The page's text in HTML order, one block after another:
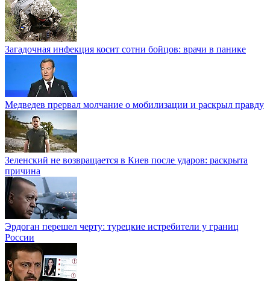
Загадочная инфекция косит сотни бойцов: врачи в панике
Медведев прервал молчание о мобилизации и раскрыл правду
Зеленский не возвращается в Киев после ударов: раскрыта
причина
Эрдоган перешел черту: турецкие истребители у границ
России